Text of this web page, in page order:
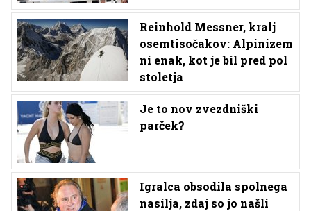
Reinhold Messner, kralj
osemtisočakov: Alpinizem
ni enak, kot je bil pred pol
stoletja
Je to nov zvezdniški
parček?
Igralca obsodila spolnega
nasilja, zdaj so jo našli